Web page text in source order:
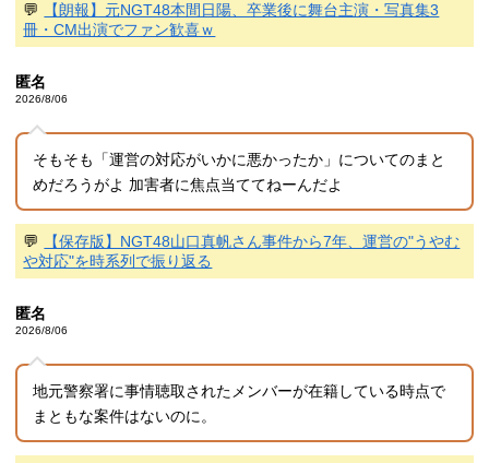
💬
【朗報】元NGT48本間日陽、卒業後に舞台主演・写真集3
冊・CM出演でファン歓喜ｗ
匿名
2026/8/06
そもそも「運営の対応がいかに悪かったか」についてのまと
めだろうがよ 加害者に焦点当ててねーんだよ
💬
【保存版】NGT48山口真帆さん事件から7年、運営の"うやむ
や対応"を時系列で振り返る
匿名
2026/8/06
地元警察署に事情聴取されたメンバーが在籍している時点で
まともな案件はないのに。